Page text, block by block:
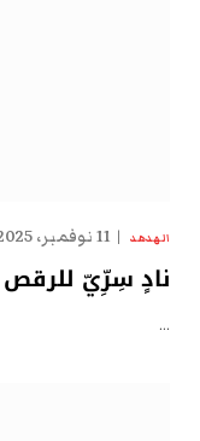
الهدهد 11 نوفمبر، 2025
نادٍ سِرِّيّ
…